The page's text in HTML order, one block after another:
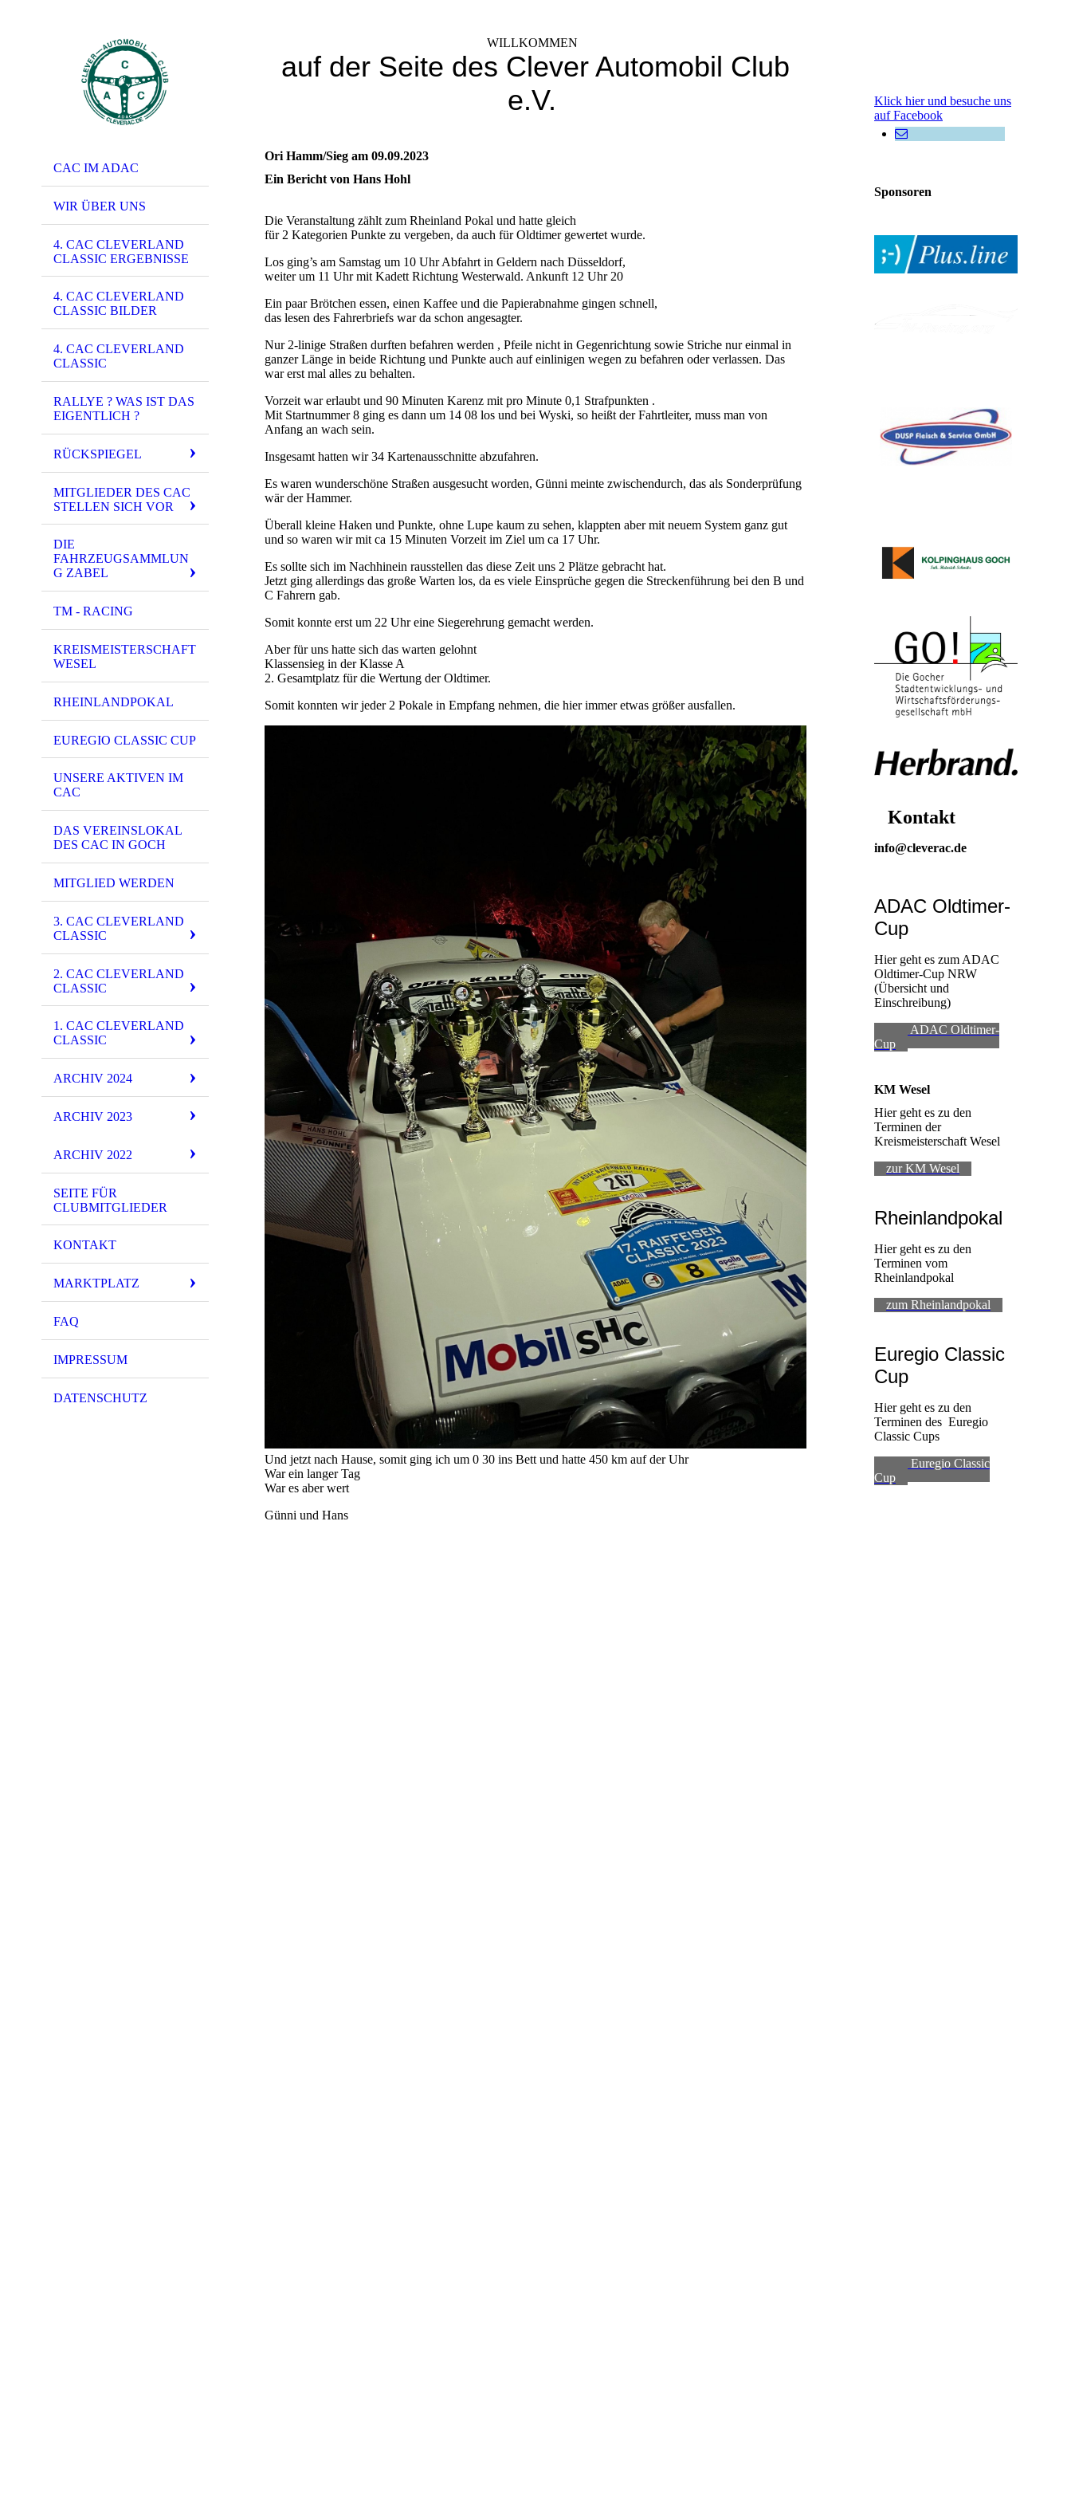
CAC IM ADAC
WIR ÜBER UNS
4. CAC CLEVERLAND
CLASSIC ERGEBNISSE
4. CAC CLEVERLAND
CLASSIC BILDER
4. CAC CLEVERLAND
CLASSIC
RALLYE ? WAS IST DAS
EIGENTLICH ?
RÜCKSPIEGEL
MITGLIEDER DES CAC
STELLEN SICH VOR
DIE
FAHRZEUGSAMMLUN
G ZABEL
TM - RACING
KREISMEISTERSCHAFT
WESEL
RHEINLANDPOKAL
EUREGIO CLASSIC CUP
UNSERE AKTIVEN IM
CAC
DAS VEREINSLOKAL
DES CAC IN GOCH
MITGLIED WERDEN
3. CAC CLEVERLAND
CLASSIC
2. CAC CLEVERLAND
CLASSIC
1. CAC CLEVERLAND
CLASSIC
ARCHIV 2024
ARCHIV 2023
ARCHIV 2022
SEITE FÜR
CLUBMITGLIEDER
KONTAKT
MARKTPLATZ
FAQ
IMPRESSUM
DATENSCHUTZ
WILLKOMMEN
auf der Seite des Clever Automobil Club
e.V.
Ori Hamm/Sieg am 09.09.2023
Ein Bericht von Hans Hohl
Die Veranstaltung zählt zum Rheinland Pokal und hatte gleich
für 2 Kategorien Punkte zu vergeben, da auch für Oldtimer gewertet wurde.
Los ging’s am Samstag um 10 Uhr Abfahrt in Geldern nach Düsseldorf,
weiter um 11 Uhr mit Kadett Richtung Westerwald. Ankunft 12 Uhr 20
Ein paar Brötchen essen, einen Kaffee und die Papierabnahme gingen schnell,
das lesen des Fahrerbriefs war da schon angesagter.
Nur 2-linige Straßen durften befahren werden , Pfeile nicht in Gegenrichtung sowie Striche nur einmal in
ganzer Länge in beide Richtung und Punkte auch auf einlinigen wegen zu befahren oder verlassen. Das
war erst mal alles zu behalten.
Vorzeit war erlaubt und 90 Minuten Karenz mit pro Minute 0,1 Strafpunkten .
Mit Startnummer 8 ging es dann um 14 08 los und bei Wyski, so heißt der Fahrtleiter, muss man von
Anfang an wach sein.
Insgesamt hatten wir 34 Kartenausschnitte abzufahren.
Es waren wunderschöne Straßen ausgesucht worden, Günni meinte zwischendurch, das als Sonderprüfung
wär der Hammer.
Überall kleine Haken und Punkte, ohne Lupe kaum zu sehen, klappten aber mit neuem System ganz gut
und so waren wir mit ca 15 Minuten Vorzeit im Ziel um ca 17 Uhr.
Es sollte sich im Nachhinein rausstellen das diese Zeit uns 2 Plätze gebracht hat.
Jetzt ging allerdings das große Warten los, da es viele Einsprüche gegen die Streckenführung bei den B und
C Fahrern gab.
Somit konnte erst um 22 Uhr eine Siegerehrung gemacht werden.
Aber für uns hatte sich das warten gelohnt
Klassensieg in der Klasse A
2. Gesamtplatz für die Wertung der Oldtimer.
Somit konnten wir jeder 2 Pokale in Empfang nehmen, die hier immer etwas größer ausfallen.
Und jetzt nach Hause, somit ging ich um 0 30 ins Bett und hatte 450 km auf der Uhr
War ein langer Tag
War es aber wert
Günni und Hans
Klick hier und besuche uns
auf Facebook
Sponsoren
Kontakt
info@cleverac.de
ADAC Oldtimer-
Cup
Hier geht es zum ADAC
Oldtimer-Cup NRW
(Übersicht und
Einschreibung)
zum ADAC Oldtimer-
Cup
KM Wesel
Hier geht es zu den
Terminen der
Kreismeisterschaft Wesel
zur KM Wesel
Rheinlandpokal
Hier geht es zu den
Terminen vom
Rheinlandpokal
zum Rheinlandpokal
Euregio Classic
Cup
Hier geht es zu den
Terminen des Euregio
Classic Cups
zum Euregio Classic
Cup